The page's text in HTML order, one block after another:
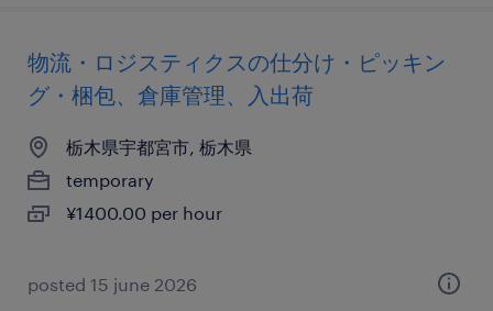
物流・ロジスティクスの仕分け・ピッキン
グ・梱包、倉庫管理、入出荷
栃木県宇都宮市, 栃木県
temporary
¥1400.00 per hour
posted 15 june 2026